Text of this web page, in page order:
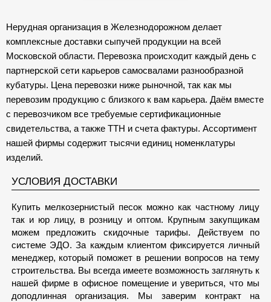
Нерудная организация в Железнодорожном делает
комплексные доставки сыпучей продукции на всей
Московской области. Перевозка происходит каждый день с
партнерской сети карьеров самосвалами разнообразной
кубатуры. Цена перевозки ниже рыночной, так как мы
перевозим продукцию с близкого к вам карьера. Даём вместе
с перевозчиком все требуемые сертификационные
свидетельства, а также ТТН и счета фактуры. Ассортимент
нашей фирмы содержит тысячи единиц номенклатуры
изделий.
УСЛОВИЯ ДОСТАВКИ
Купить мелкозернистый песок можно как частному лицу
так и юр лицу, в розницу и оптом. Крупным закупщикам
можем предложить скидочные тарифы. Действуем по
системе ЭДО. За каждым клиентом фиксируется личный
менеджер, который поможет в решении вопросов на тему
строительства. Вы всегда имеете возможность заглянуть к
нашей фирме в офисное помещение и увериться, что мы
доподлинная организация. Мы заверим контракт на